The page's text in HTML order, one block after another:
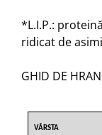
*L.I.P.:
ridicat de
GHID DE
VÂRSTA